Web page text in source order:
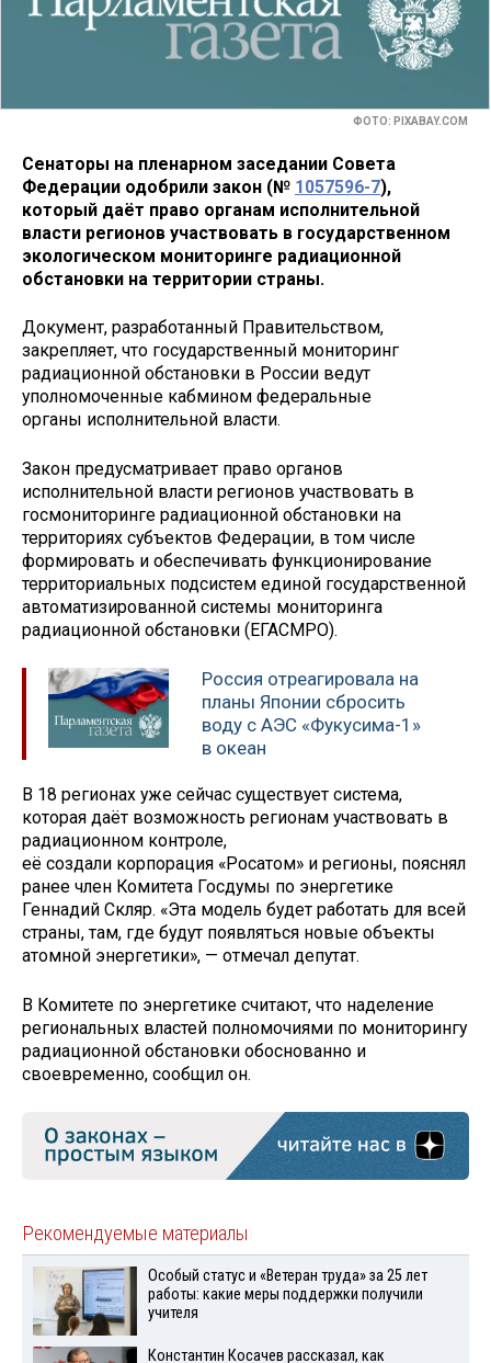
ФОТО: PIXABAY.COM
Сенаторы на пленарном заседании Совета
Федерации одобрили закон (№ 1057596-7),
который даёт право органам исполнительной
власти регионов участвовать в государственном
экологическом мониторинге радиационной
обстановки на территории страны.
Документ, разработанный Правительством,
закрепляет, что государственный мониторинг
радиационной обстановки в России ведут
уполномоченные кабмином федеральные
органы исполнительной власти.
Закон предусматривает право органов
исполнительной власти регионов участвовать в
госмониторинге радиационной обстановки на
территориях субъектов Федерации, в том числе
формировать и обеспечивать функционирование
территориальных подсистем единой государственной
автоматизированной системы мониторинга
радиационной обстановки (ЕГАСМРО).
Россия отреагировала на
планы Японии сбросить
воду с АЭС «Фукусима-1»
в океан
В 18 регионах уже сейчас существует система,
которая даёт возможность регионам участвовать в
радиационном контроле,
её создали корпорация «Росатом» и регионы, пояснял
ранее член Комитета Госдумы по энергетике
Геннадий Скляр. «Эта модель будет работать для всей
страны, там, где будут появляться новые объекты
атомной энергетики», — отмечал депутат.
В Комитете по энергетике считают, что наделение
региональных властей полномочиями по мониторингу
радиационной обстановки обоснованно и
своевременно, сообщил он.
Рекомендуемые материалы
Особый статус и «Ветеран труда» за 25 лет
работы: какие меры поддержки получили
учителя
Константин Косачев рассказал, как